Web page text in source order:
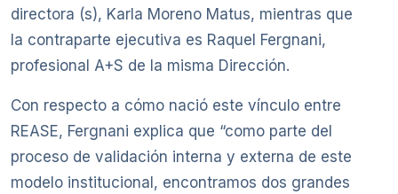
directora (s), Karla Moreno Matus, mientras que
la contraparte ejecutiva es Raquel Fergnani,
profesional A+S de la misma Dirección.
Con respecto a cómo nació este vínculo entre
REASE, Fergnani explica que “como parte del
proceso de validación interna y externa de este
modelo institucional, encontramos dos grandes